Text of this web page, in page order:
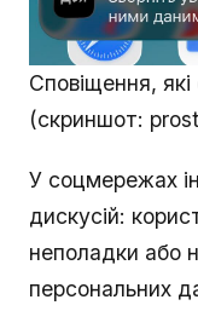
Сповіщення,
(скриншот:
У соцмережах
дискусій:
неполадки або
персональних